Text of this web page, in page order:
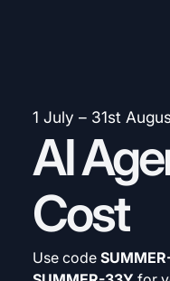
1 July – 31st
AI
Cost
Use code